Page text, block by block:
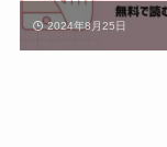
2024年8月25日